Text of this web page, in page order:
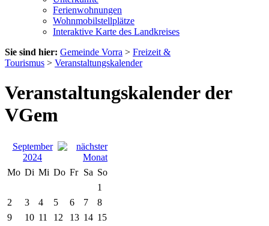
Ferienwohnungen
Wohnmobilstellplätze
Interaktive Karte des Landkreises
Sie sind hier: Gemeinde Vorra > Freizeit &
Tourismus > Veranstaltungskalender
Veranstaltungskalender der
VGem
September
2024
Mo Di Mi Do Fr Sa So
1
2
3 4 5 6 7
8
9
10 11 12 13 14 15